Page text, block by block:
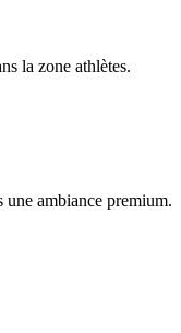
la zone athlètes.
une ambiance premium.